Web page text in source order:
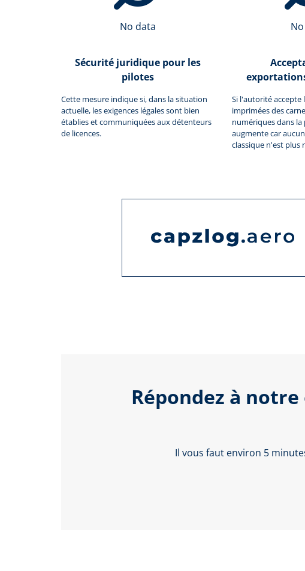
No data
Sécurité juridique pour les
pilotes
Cette mesure indique si, dans la situation
actuelle, les exigences légales sont bien
établies et communiquées aux détenteurs
de licences.
Si l'autorité
imprimées des
numériques dans la
augmente car
classique n'est plus
Répondez à
Il vous faut environ 5